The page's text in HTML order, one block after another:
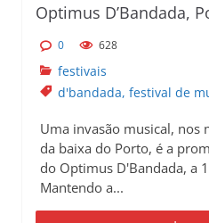
Optimus D’Bandada,
0 628
festivais
d'bandada, festival de
Uma invasão musical, nos
da baixa do Porto, é a
do Optimus D'Bandada, a
Mantendo a...